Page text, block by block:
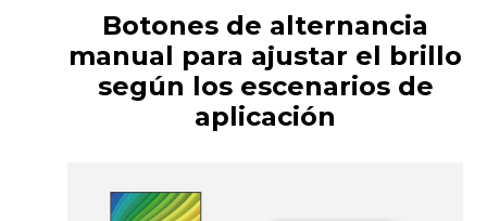
Botones de alternancia
manual para ajustar el brillo
según los escenarios de
aplicación